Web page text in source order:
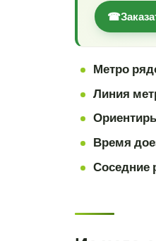
☎
Метро
Линия
Время
Соседние